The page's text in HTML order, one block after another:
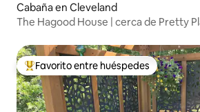
Cabaña en Cleveland
The Hagood House | cerca de Pretty
Favorito entre huéspedes preferido
Favorito entre huéspedes